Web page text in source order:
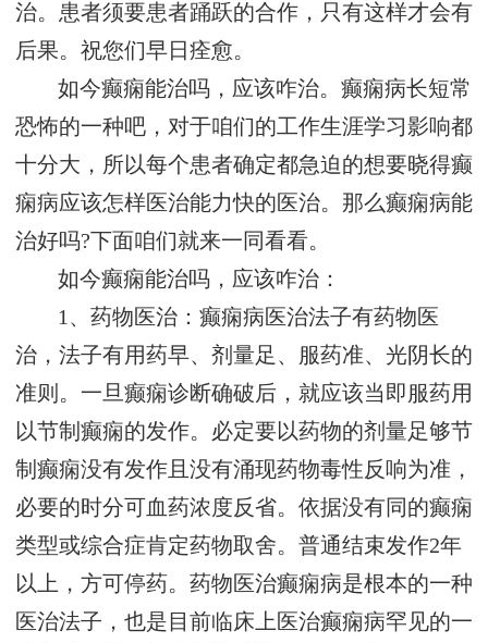
治。患者须要患者踊跃的合作，只有这样才会有
后果。祝您们早日痊愈。
如今癫痫能治吗，应该咋治。癫痫病长短常
恐怖的一种吧，对于咱们的工作生涯学习影响都
十分大，所以每个患者确定都急迫的想要晓得癫
痫病应该怎样医治能力快的医治。那么癫痫病能
治好吗?下面咱们就来一同看看。
如今癫痫能治吗，应该咋治：
1、药物医治：癫痫病医治法子有药物医
治，法子有用药早、剂量足、服药准、光阴长的
准则。一旦癫痫诊断确破后，就应该当即服药用
以节制癫痫的发作。必定要以药物的剂量足够节
制癫痫没有发作且没有涌现药物毒性反响为准，
必要的时分可血药浓度反省。依据没有同的癫痫
类型或综合症肯定药物取舍。普通结束发作2年
以上，方可停药。药物医治癫痫病是根本的一种
医治法子，也是目前临床上医治癫痫病罕见的一